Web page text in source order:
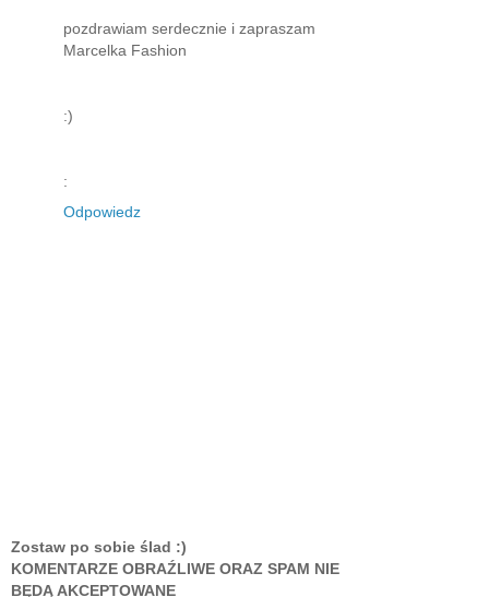
pozdrawiam serdecznie i zapraszam
Marcelka Fashion
:)
:
Odpowiedz
Zostaw po sobie ślad :)
KOMENTARZE OBRAŹLIWE ORAZ SPAM NIE
BĘDĄ AKCEPTOWANE